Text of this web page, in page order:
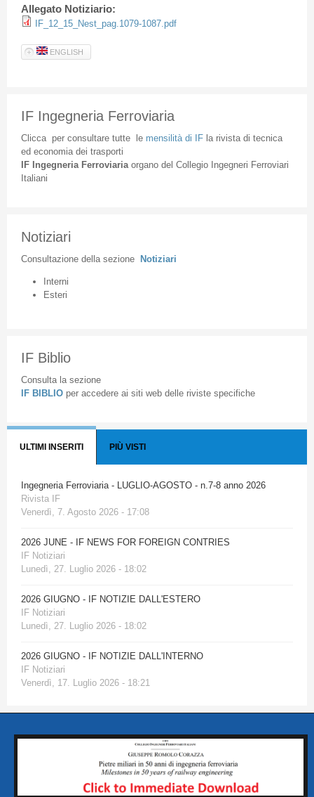
Allegato Notiziario:
IF_12_15_Nest_pag.1079-1087.pdf
ENGLISH
IF Ingegneria Ferroviaria
Cliccaper consultare tuttele mensilità di IFla rivista di tecnica
ed economia dei trasporti
IF Ingegneria Ferroviaria organodel Collegio Ingegneri Ferroviari
Italiani
Notiziari
Consultazione della sezione Notiziari
Interni
Esteri
IF Biblio
Consulta la sezione
IF BIBLIO per accedere ai siti web delle riviste specifiche
ULTIMI INSERITI PIÙ VISTI
Ingegneria Ferroviaria - LUGLIO-AGOSTO - n.7-8 anno 2026
Rivista IF
Venerdì, 7. Agosto 2026 - 17:08
2026 JUNE - IF NEWS FOR FOREIGN CONTRIES
IF Notiziari
Lunedì, 27. Luglio 2026 - 18:02
2026 GIUGNO - IF NOTIZIE DALL'ESTERO
IF Notiziari
Lunedì, 27. Luglio 2026 - 18:02
2026 GIUGNO - IF NOTIZIE DALL'INTERNO
IF Notiziari
Venerdì, 17. Luglio 2026 - 18:21